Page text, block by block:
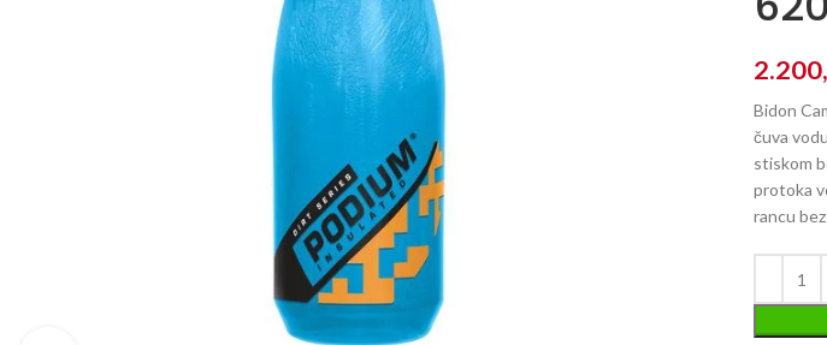
Bidon
čuva
stiskom
protoka
rancu